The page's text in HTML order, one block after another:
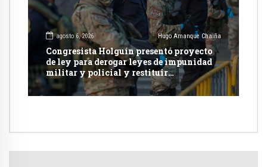
agosto 6, 2026 Hugo Amanque Chaiña
Congresista Holguín presentó proyecto
de ley para derogar leyes de impunidad
militar y policial y restituir
competencia de justicia ordinaria